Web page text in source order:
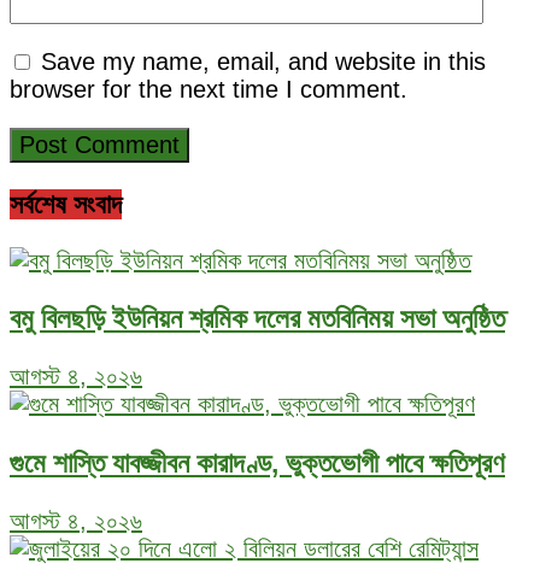
Save my name, email, and website in this
browser for the next time I comment.
সর্বশেষ সংবাদ
বমু বিলছড়ি ইউনিয়ন শ্রমিক দলের মতবিনিময় সভা অনুষ্ঠিত
আগস্ট ৪, ২০২৬
গুমে শাস্তি যাবজ্জীবন কারাদণ্ড, ভুক্তভোগী পাবে ক্ষতিপূরণ
আগস্ট ৪, ২০২৬